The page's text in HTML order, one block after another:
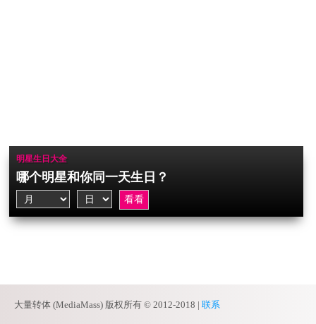
明星生日大全
哪个明星和你同一天生日？
大量转体 (MediaMass) 版权所有 © 2012-2018 | 联系